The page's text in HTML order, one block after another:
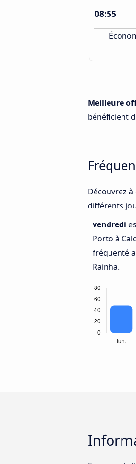
08:55
Meilleure
bénéficient
Découvrez
différents
vendredi
Porto à
fréquenté
Rainha.